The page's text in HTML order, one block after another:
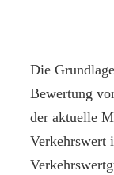
Die
Bewertung
der aktuelle
Verkehrswert